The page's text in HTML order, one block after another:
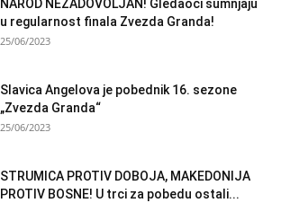
NAROD NEZADOVOLJAN! Gledaoci sumnjaju
u regularnost finala Zvezda Granda!
25/06/2023
Slavica Angelova je pobednik 16. sezone
„Zvezda Granda“
25/06/2023
STRUMICA PROTIV DOBOJA, MAKEDONIJA
PROTIV BOSNE! U trci za pobedu ostali...